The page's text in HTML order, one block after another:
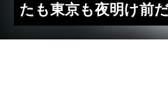
たも東京も夜明け前